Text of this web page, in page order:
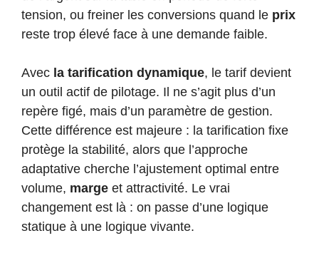
tension, ou freiner les conversions quand le prix
reste trop élevé face à une demande faible.
Avec la tarification dynamique, le tarif devient
un outil actif de pilotage. Il ne s’agit plus d’un
repère figé, mais d’un paramètre de gestion.
Cette différence est majeure : la tarification fixe
protège la stabilité, alors que l’approche
adaptative cherche l’ajustement optimal entre
volume, marge et attractivité. Le vrai
changement est là : on passe d’une logique
statique à une logique vivante.